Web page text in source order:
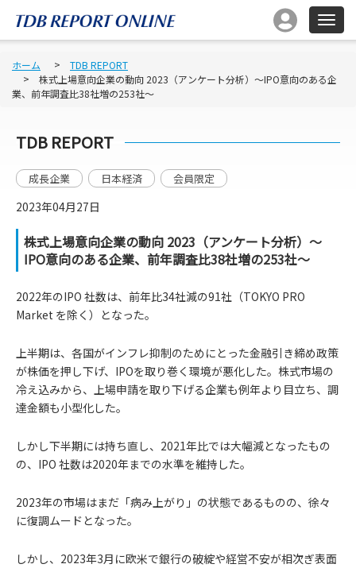
ホーム
TDB REPORT
株式上場意向企業の動向 2023（アンケート分析）～IPO意向のある企
業、前年調査比38社増の253社～
TDB REPORT
成長企業 日本経済 会員限定
2023年04月27日
株式上場意向企業の動向 2023（アンケート分析）～
IPO意向のある企業、前年調査比38社増の253社～
2022年のIPO 社数は、前年比34社減の91社（TOKYO PRO
Market を除く）となった。
上半期は、各国がインフレ抑制のためにとった金融引き締め政策
が株価を押し下げ、IPOを取り巻く環境が悪化した。株式市場の
冷え込みから、上場申請を取り下げる企業も例年より目立ち、調
達金額も小型化した。
しかし下半期には持ち直し、2021年比では大幅減となったもの
の、IPO 社数は2020年までの水準を維持した。
2023年の市場はまだ「病み上がり」の状態であるものの、徐々
に復調ムードとなった。
しかし、2023年3月に欧米で銀行の破綻や経営不安が相次ぎ表面